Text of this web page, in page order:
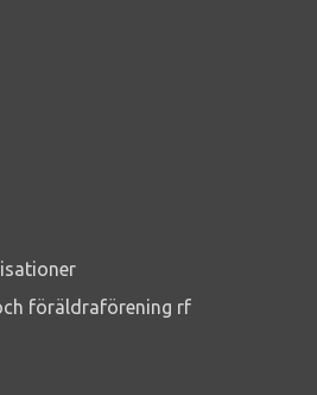
föräldraförening rf